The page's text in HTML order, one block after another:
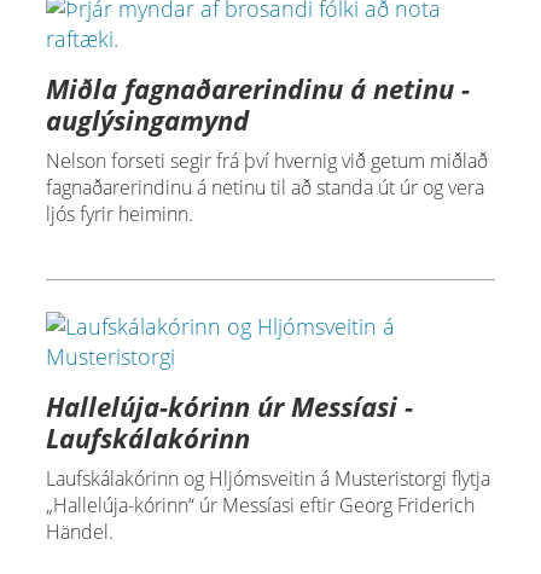
Miðla fagnaðarerindinu á netinu -
auglýsingamynd
Nelson forseti segir frá því hvernig við getum miðlað
fagnaðarerindinu á netinu til að standa út úr og vera
ljós fyrir heiminn.
Hallelúja-kórinn úr Messíasi -
Laufskálakórinn
Laufskálakórinn og Hljómsveitin á Musteristorgi flytja
„Hallelúja-kórinn“ úr Messíasi eftir Georg Friderich
Händel.